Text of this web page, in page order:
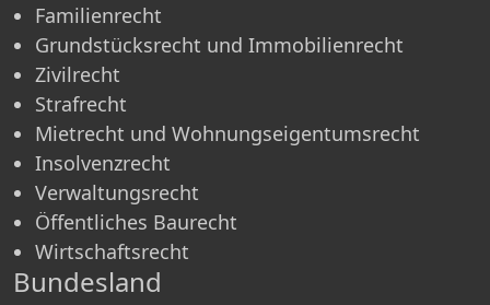
Familienrecht
Grundstücksrecht und Immobilienrecht
Zivilrecht
Strafrecht
Mietrecht und Wohnungseigentumsrecht
Insolvenzrecht
Verwaltungsrecht
Öffentliches Baurecht
Wirtschaftsrecht
Bundesland